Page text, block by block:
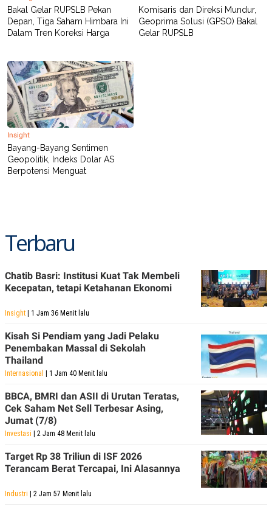
Bakal Gelar RUPSLB Pekan
Depan, Tiga Saham Himbara Ini
Dalam Tren Koreksi Harga
Komisaris dan Direksi Mundur,
Geoprima Solusi (GPSO) Bakal
Gelar RUPSLB
Insight
Bayang-Bayang Sentimen
Geopolitik, Indeks Dolar AS
Berpotensi Menguat
Terbaru
Chatib Basri: Institusi Kuat Tak Membeli
Kecepatan, tetapi Ketahanan Ekonomi
Insight | 1 Jam 36 Menit lalu
Kisah Si Pendiam yang Jadi Pelaku
Penembakan Massal di Sekolah
Thailand
Internasional | 1 Jam 40 Menit lalu
BBCA, BMRI dan ASII di Urutan Teratas,
Cek Saham Net Sell Terbesar Asing,
Jumat (7/8)
Investasi | 2 Jam 48 Menit lalu
Target Rp 38 Triliun di ISF 2026
Terancam Berat Tercapai, Ini Alasannya
Industri | 2 Jam 57 Menit lalu